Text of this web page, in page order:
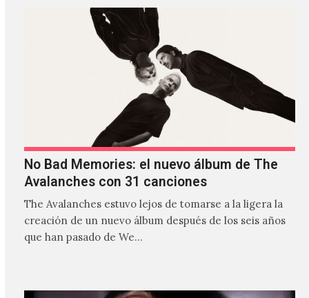
No Bad Memories: el nuevo álbum de The
Avalanches con 31 canciones
The Avalanches estuvo lejos de tomarse a la ligera la
creación de un nuevo álbum después de los seis años
que han pasado de We…